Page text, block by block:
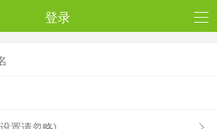
登录